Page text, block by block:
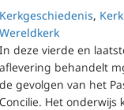
met het Vaticaan?
Kerkgeschiedenis,
Wereldkerk
In deze vierde en
aflevering behandelt
de gevolgen van het
Concilie. Het onderwijs